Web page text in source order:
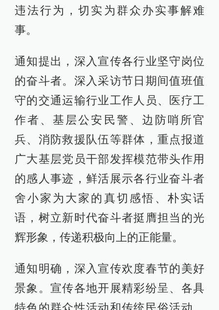
违法行为，切实为群众办实事解难
事。
通知提出，深入宣传各行业坚守岗位
的奋斗者。深入采访节日期间值班值
守的交通运输行业工作人员、医疗工
作者、基层公安民警、边防哨所官
兵、消防救援队伍等群体，重点报道
广大基层党员干部发挥模范带头作用
的感人事迹，鲜活展示各行业奋斗者
舍小家为大家的真切感悟、朴实话
语，树立新时代奋斗者挺膺担当的光
辉形象，传递积极向上的正能量。
通知明确，深入宣传欢度春节的美好
景象。宣传各地开展精彩纷呈、各具